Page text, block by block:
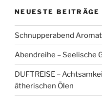
NEUESTE BEITRÄGE
Schnupperabend
Abendreihe – Seelische
DUFTREISE –
ätherischen Ölen